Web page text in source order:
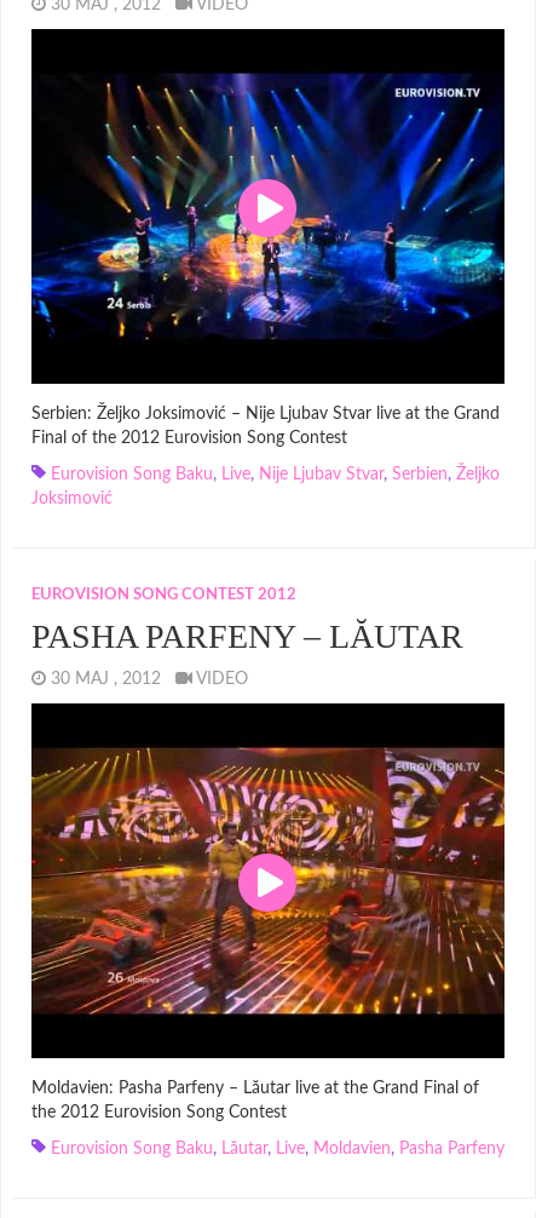
30 MAJ , 2012 VIDEO
Serbien: Željko Joksimović – Nije Ljubav Stvar live at the Grand
Final of the 2012 Eurovision Song Contest
Eurovision Song Baku, Live, Nije Ljubav Stvar, Serbien, Željko
Joksimović
EUROVISION SONG CONTEST 2012
PASHA PARFENY – LĂUTAR
30 MAJ , 2012 VIDEO
Moldavien: Pasha Parfeny – Lăutar live at the Grand Final of
the 2012 Eurovision Song Contest
Eurovision Song Baku, Lăutar, Live, Moldavien, Pasha Parfeny